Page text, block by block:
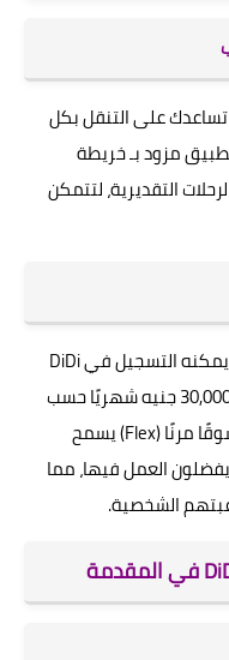
تساعدك على التنقل بكل
مزود بـ خريطة
التقديرية، لتتمكن
لمن يمتلك سيارة موديل 2008 أو أحدث، يمكنه التسجيل في DiDi
كسائق (Captain) وكسب دخل يصل إلى 30,000 جنيه شهريًا حسب
عدد الرحلات. ما يميز المنصة أنها توفر سوقًا مرنًا (Flex) يسمح
يفضلون العمل فيها، مما
الشخصية.